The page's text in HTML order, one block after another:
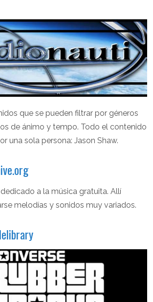
que se pueden filtrar por géneros
de ánimo y tempo. Todo el contenido
una sola persona: Jason Shaw.
a la música gratuita. Allí
melodías y sonidos muy variados.